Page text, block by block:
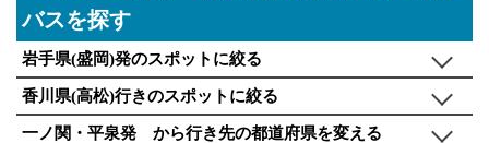
バスを探す
岩手県(盛岡)発のスポットに絞る
香川県(高松)行きのスポットに絞る
一ノ関・平泉発 から行き先の都道府県を変える